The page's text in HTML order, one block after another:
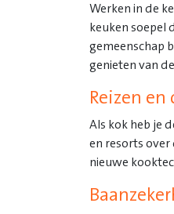
Werken in de
keuken soepel
gemeenschap
genieten van
Reizen
Als kok heb je
en resorts over
nieuwe